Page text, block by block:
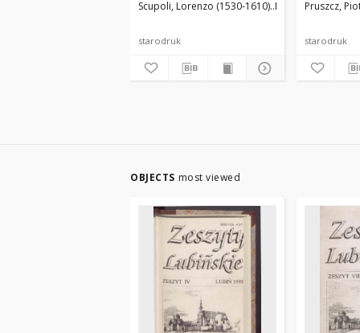
Annie z Sztemberku
Benedykta swiętego
[...]
Scupoli, Lorenzo (1530-1610) Nersesowicz,
starodruk
zacnego
Pruszcz,
starodruk
OBJECTS most viewed